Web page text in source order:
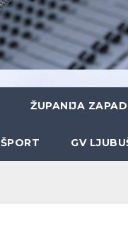
ŽUPANIJA
ŠPORT GV